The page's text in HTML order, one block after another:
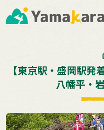
【東京駅・盛岡駅発
八幡平・